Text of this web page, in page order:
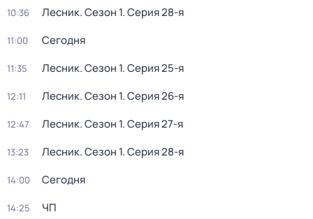
10:36 Лесник. Сезон 1. Серия 28-я
11:00 Сегодня
11:35 Лесник. Сезон 1. Серия 25-я
12:11 Лесник. Сезон 1. Серия 26-я
12:47 Лесник. Сезон 1. Серия 27-я
13:23 Лесник. Сезон 1. Серия 28-я
14:00 Сегодня
14:25 ЧП